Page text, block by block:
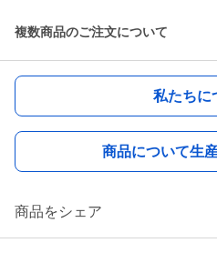
複数商品のご注文について
私たちに
商品について生
商品をシェア